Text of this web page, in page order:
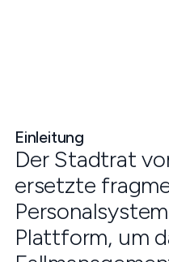
Einleitung
Der Stadtrat
ersetzte
Plattform, um